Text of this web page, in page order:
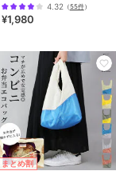
4.32 （55件）
¥1,980
まとめ割